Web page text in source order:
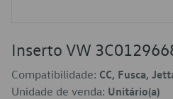
Inserto VW
Compatibilidade: CC, Fusca,
Unidade de venda: Unitário(a)